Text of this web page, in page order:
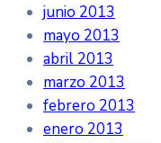
junio 2013
mayo 2013
abril 2013
marzo 2013
febrero 2013
enero 2013